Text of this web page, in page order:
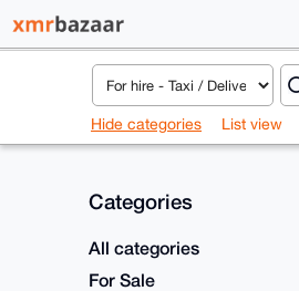
Hide categories List view
Categories
All categories
For Sale